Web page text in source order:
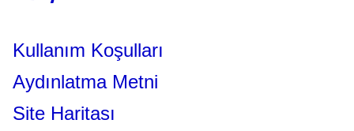
Kullanım Koşulları
Aydınlatma Metni
Site Haritası